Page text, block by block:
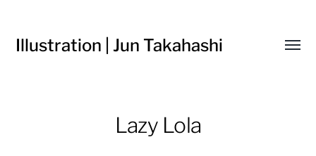
Illustration | Jun Takahashi
Lazy Lola